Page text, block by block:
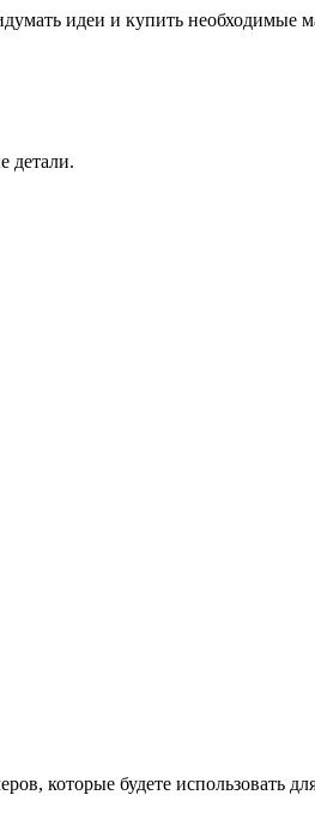
идеи и купить необходимые
детали.
которые будете использовать